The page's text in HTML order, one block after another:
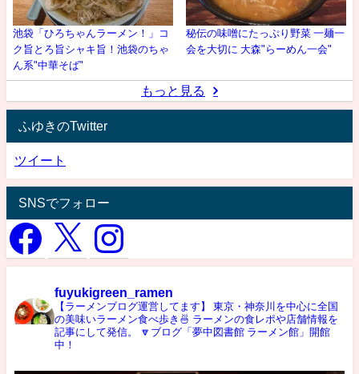
池袋「ひろちゃんラーメン！」コ
ク旨とろ旨シャキ旨！池袋のちゃ
ん系"中華そば"
秘伝の味噌にたっぷり野菜 一麺一
会を大切に 大森"らーめん一会"
もっと見る
ふゆきのTwitter
ツイート
SNSでフォロー
fuyukigreen_ramen
【ラーメンブログ運営してます】
東京・神奈川を中心に全国
の美味いラーメン食べ歩き🍜 ラーメンの食レポや店舗情報を
記事にして発信。
🔽ブログ「夢中図書館 ラーメン館」開館
中！